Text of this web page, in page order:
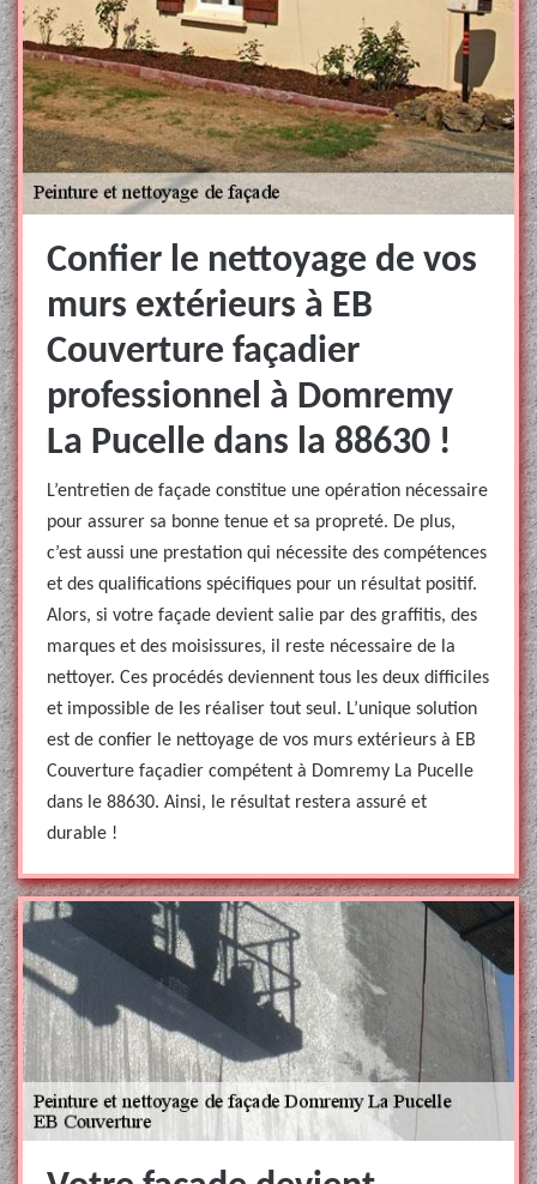
Confier le nettoyage de vos
murs extérieurs à EB
Couverture façadier
professionnel à Domremy
La Pucelle dans la 88630 !
L’entretien de façade constitue une opération nécessaire
pour assurer sa bonne tenue et sa propreté. De plus,
c’est aussi une prestation qui nécessite des compétences
et des qualifications spécifiques pour un résultat positif.
Alors, si votre façade devient salie par des graffitis, des
marques et des moisissures, il reste nécessaire de la
nettoyer. Ces procédés deviennent tous les deux difficiles
et impossible de les réaliser tout seul. L’unique solution
est de confier le nettoyage de vos murs extérieurs à EB
Couverture façadier compétent à Domremy La Pucelle
dans le 88630. Ainsi, le résultat restera assuré et
durable !